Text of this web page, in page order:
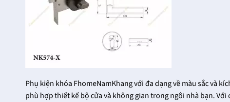
Phụ kiện khóa FhomeNamKhang với đa dạng về màu sắc và
phù hợp thiết kế bộ cửa và không gian trong ngôi nhà bạn.